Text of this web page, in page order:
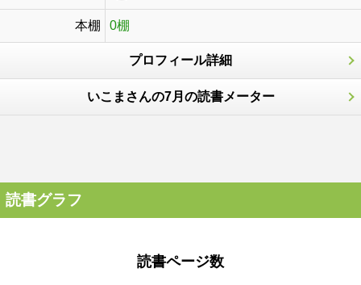
本棚 0棚
プロフィール詳細
いこまさんの7月の読書メーター
読書グラフ
読書ページ数